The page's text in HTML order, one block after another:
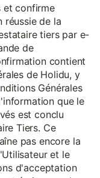
et confirme
réussie de la
tiers par e-
de
contient
de Holidu, y
Générales
que le
est conclu
Tiers. Ce
pas encore la
et le
d'acceptation